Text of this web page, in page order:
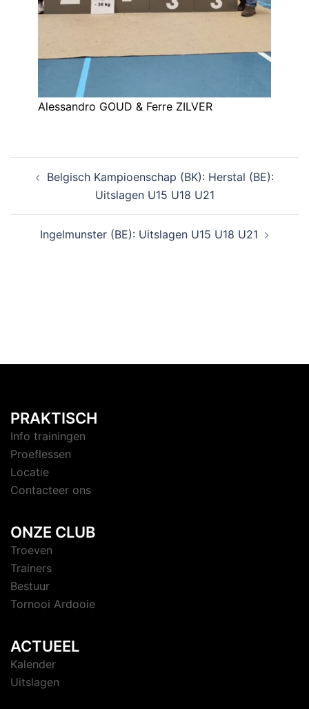
Alessandro GOUD & Ferre ZILVER
Belgisch Kampioenschap (BK): Herstal (BE):
Uitslagen U15 U18 U21
Ingelmunster (BE): Uitslagen U15 U18 U21
PRAKTISCH
Info trainingen
Proeflessen
Locatie
Contacteer ons
ONZE CLUB
Troeven
Trainers
Bestuur
Tornooi Ardooie
ACTUEEL
Kalender
Uitslagen